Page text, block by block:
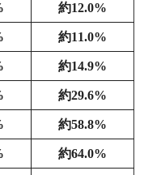
約12.0%
約11.0%
約14.9%
約29.6%
約58.8%
約64.0%